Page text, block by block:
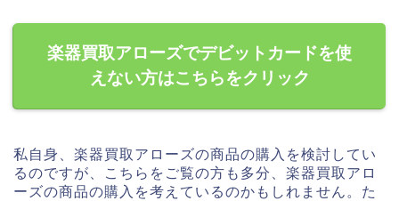
楽器買取アローズでデビットカードを使
えない方はこちらをクリック
私自身、楽器買取アローズの商品の購入を検討してい
るのですが、こちらをご覧の方も多分、楽器買取アロ
ーズの商品の購入を考えているのかもしれません。た